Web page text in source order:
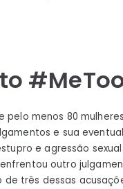
menos 80
e sua
e agressão
outro
três dessas